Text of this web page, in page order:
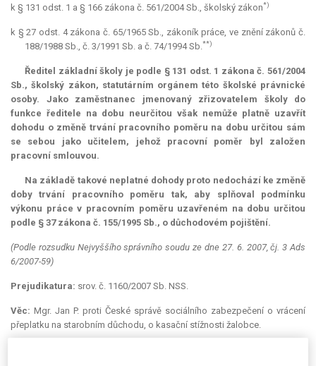
k § 131 odst. 1 a § 166 zákona č. 561/2004 Sb., školský zákon*)
k § 27 odst. 4 zákona č. 65/1965 Sb., zákoník práce, ve znění zákonů č.
188/1988 Sb., č. 3/1991 Sb. a č. 74/1994 Sb.**)
Ředitel základní školy je podle § 131 odst. 1 zákona č. 561/2004
Sb., školský zákon, statutárním orgánem této školské právnické
osoby. Jako zaměstnanec jmenovaný zřizovatelem školy do
funkce ředitele na dobu neurčitou však nemůže platně uzavřít
dohodu o změně trvání pracovního poměru na dobu určitou sám
se sebou jako učitelem, jehož pracovní poměr byl založen
pracovní smlouvou.
Na základě takové neplatné dohody proto nedochází ke změně
doby trvání pracovního poměru tak, aby splňoval podmínku
výkonu práce v pracovním poměru uzavřeném na dobu určitou
podle § 37 zákona č. 155/1995 Sb., o důchodovém pojištění.
(Podle rozsudku Nejvyššího správního soudu ze dne 27. 6. 2007, čj. 3 Ads
6/2007-59)
Prejudikatura: srov. č. 1160/2007 Sb. NSS.
Věc: Mgr. Jan P. proti České správě sociálního zabezpečení o vrácení
přeplatku na starobním důchodu, o kasační stížnosti žalobce.